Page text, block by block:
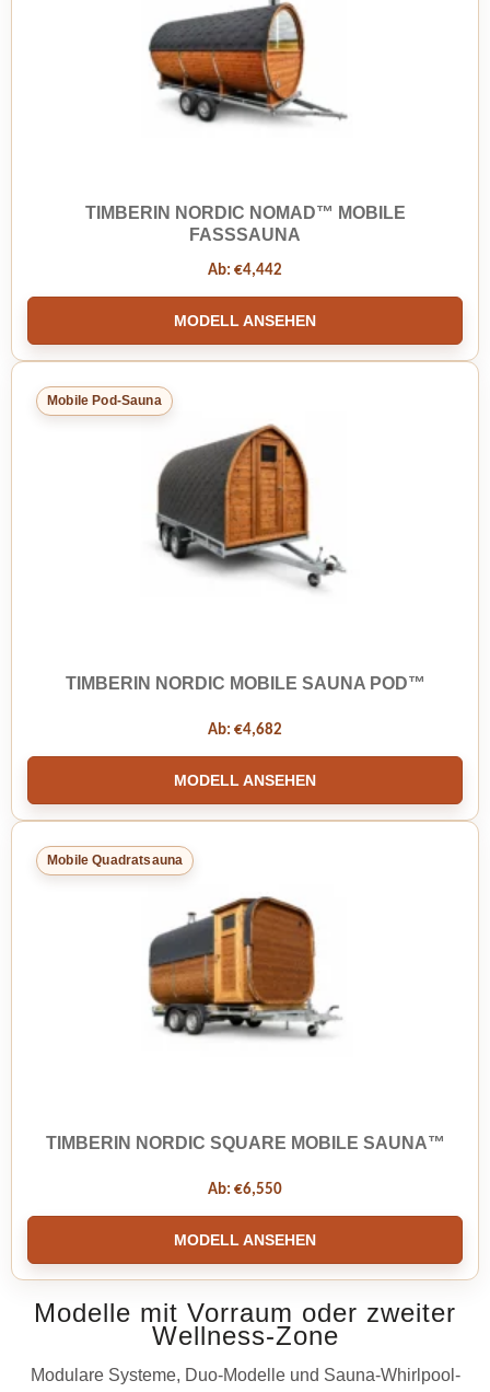
TIMBERIN NORDIC NOMAD™ MOBILE
FASSSAUNA
Ab: €4,442
MODELL ANSEHEN
Mobile Pod-Sauna
TIMBERIN NORDIC MOBILE SAUNA POD™
Ab: €4,682
MODELL ANSEHEN
Mobile Quadratsauna
TIMBERIN NORDIC SQUARE MOBILE SAUNA™
Ab: €6,550
MODELL ANSEHEN
Modelle mit Vorraum oder zweiter
Wellness-Zone
Modulare Systeme, Duo-Modelle und Sauna-Whirlpool-